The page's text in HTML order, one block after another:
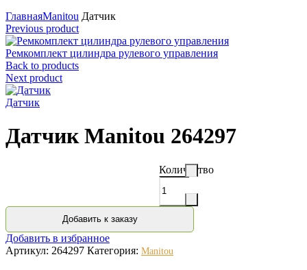
ГлавнаяManitou Датчик
Previous product
Ремкомплект цилиндра рулевого управления
Back to products
Next product
Датчик
Датчик Manitou 264297
Количество
Добавить к заказу
Добавить в избранное
Артикул: 264297 Категория: Manitou